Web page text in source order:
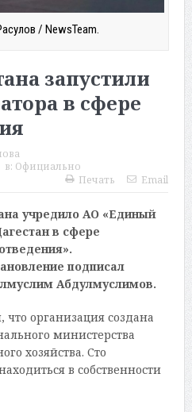
/ NewsTeam.
запустили
в сфере
в: Официально
Печать
Email
учредило АО «Единый
в сфере
подписал
Абдулмуслимов.
что организация создана
министерства
хозяйства. Сто
в собственности